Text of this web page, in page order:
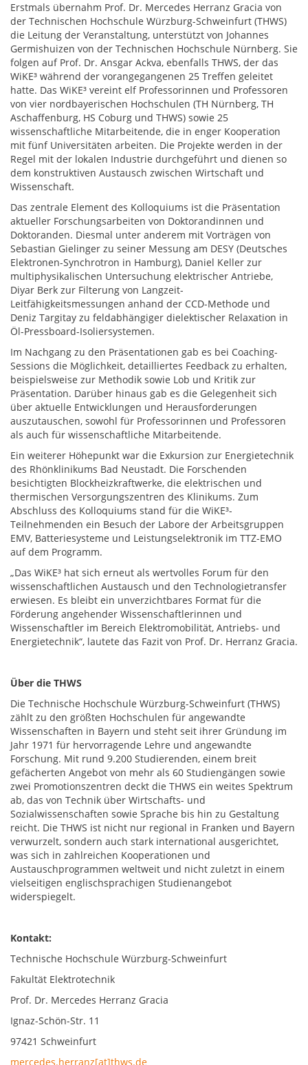
Erstmals übernahm Prof. Dr. Mercedes Herranz Gracia von
der Technischen Hochschule Würzburg-Schweinfurt (THWS)
die Leitung der Veranstaltung, unterstützt von Johannes
Germishuizen von der Technischen Hochschule Nürnberg. Sie
folgen auf Prof. Dr. Ansgar Ackva, ebenfalls THWS, der das
WiKE³ während der vorangegangenen 25 Treffen geleitet
hatte. Das WiKE³ vereint elf Professorinnen und Professoren
von vier nordbayerischen Hochschulen (TH Nürnberg, TH
Aschaffenburg, HS Coburg und THWS) sowie 25
wissenschaftliche Mitarbeitende, die in enger Kooperation
mit fünf Universitäten arbeiten. Die Projekte werden in der
Regel mit der lokalen Industrie durchgeführt und dienen so
dem konstruktiven Austausch zwischen Wirtschaft und
Wissenschaft.
Das zentrale Element des Kolloquiums ist die Präsentation
aktueller Forschungsarbeiten von Doktorandinnen und
Doktoranden. Diesmal unter anderem mit Vorträgen von
Sebastian Gielinger zu seiner Messung am DESY (Deutsches
Elektronen-Synchrotron in Hamburg), Daniel Keller zur
multiphysikalischen Untersuchung elektrischer Antriebe,
Diyar Berk zur Filterung von Langzeit-
Leitfähigkeitsmessungen anhand der CCD-Methode und
Deniz Targitay zu feldabhängiger dielektischer Relaxation in
Öl-Pressboard-Isoliersystemen.
Im Nachgang zu den Präsentationen gab es bei Coaching-
Sessions die Möglichkeit, detailliertes Feedback zu erhalten,
beispielsweise zur Methodik sowie Lob und Kritik zur
Präsentation. Darüber hinaus gab es die Gelegenheit sich
über aktuelle Entwicklungen und Herausforderungen
auszutauschen, sowohl für Professorinnen und Professoren
als auch für wissenschaftliche Mitarbeitende.
Ein weiterer Höhepunkt war die Exkursion zur Energietechnik
des Rhönklinikums Bad Neustadt. Die Forschenden
besichtigten Blockheizkraftwerke, die elektrischen und
thermischen Versorgungszentren des Klinikums. Zum
Abschluss des Kolloquiums stand für die WiKE³-
Teilnehmenden ein Besuch der Labore der Arbeitsgruppen
EMV, Batteriesysteme und Leistungselektronik im TTZ-EMO
auf dem Programm.
„Das WiKE³ hat sich erneut als wertvolles Forum für den
wissenschaftlichen Austausch und den Technologietransfer
erwiesen. Es bleibt ein unverzichtbares Format für die
Förderung angehender Wissenschaftlerinnen und
Wissenschaftler im Bereich Elektromobilität, Antriebs- und
Energietechnik“, lautete das Fazit von Prof. Dr. Herranz Gracia.
Über die THWS
Die Technische Hochschule Würzburg-Schweinfurt (THWS)
zählt zu den größten Hochschulen für angewandte
Wissenschaften in Bayern und steht seit ihrer Gründung im
Jahr 1971 für hervorragende Lehre und angewandte
Forschung. Mit rund 9.200 Studierenden, einem breit
gefächerten Angebot von mehr als 60 Studiengängen sowie
zwei Promotionszentren deckt die THWS ein weites Spektrum
ab, das von Technik über Wirtschafts- und
Sozialwissenschaften sowie Sprache bis hin zu Gestaltung
reicht. Die THWS ist nicht nur regional in Franken und Bayern
verwurzelt, sondern auch stark international ausgerichtet,
was sich in zahlreichen Kooperationen und
Austauschprogrammen weltweit und nicht zuletzt in einem
vielseitigen englischsprachigen Studienangebot
widerspiegelt.
Kontakt:
Technische Hochschule Würzburg-Schweinfurt
Fakultät Elektrotechnik
Prof. Dr. Mercedes Herranz Gracia
Ignaz-Schön-Str. 11
97421 Schweinfurt
mercedes.herranz[at]thws.de